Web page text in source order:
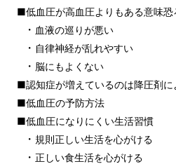
■低血圧が高血圧よりもある意味恐
血液の巡りが悪い
自律神経が乱れやすい
脳にもよくない
■認知症が増えているのは降圧剤
■低血圧の予防方法
■低血圧になりにくい生活習慣
規則正しい生活を心がける
正しい食生活を心がける